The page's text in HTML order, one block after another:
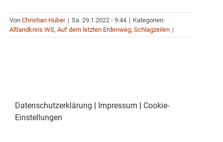
Von Christian Huber | Sa. 29.1.2022 - 9:44 | Kategorien:
Altlandkreis WS, Auf dem letzten Erdenweg, Schlagzeilen |
Datenschutzerklärung Impressum
Cookie-
Einstellungen